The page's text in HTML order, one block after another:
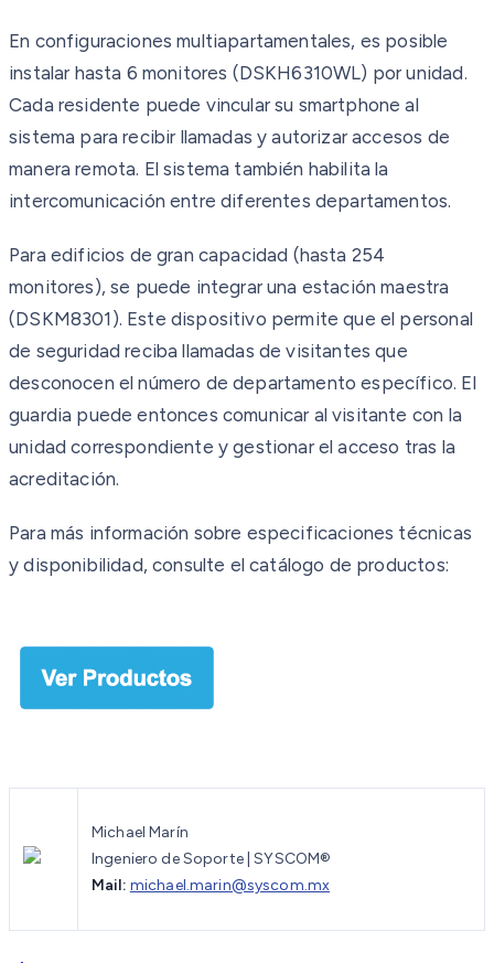
En configuraciones multiapartamentales, es posible
instalar hasta 6 monitores (DSKH6310WL) por unidad.
Cada residente puede vincular su smartphone al
sistema para recibir llamadas y autorizar accesos de
manera remota. El sistema también habilita la
intercomunicación entre diferentes departamentos.
Para edificios de gran capacidad (hasta 254
monitores), se puede integrar una estación maestra
(DSKM8301). Este dispositivo permite que el personal
de seguridad reciba llamadas de visitantes que
desconocen el número de departamento específico. El
guardia puede entonces comunicar al visitante con la
unidad correspondiente y gestionar el acceso tras la
acreditación.
Para más información sobre especificaciones técnicas
y disponibilidad, consulte el catálogo de productos:
Michael Marín
Ingeniero de Soporte | SYSCOM®
Mail: michael.marin@syscom.mx